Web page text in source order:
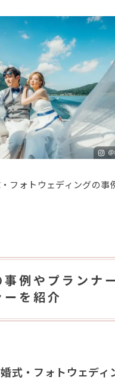
フォトウェディングの事
事例やプランナ
ーを紹介
式・フォトウェディ